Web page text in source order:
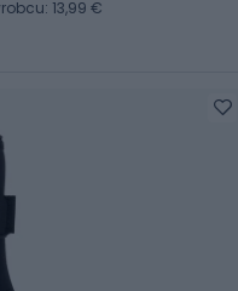
13,99 €